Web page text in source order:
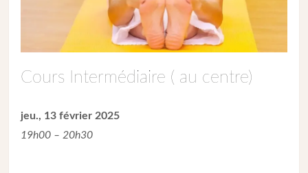
Cours Intermédiaire ( au centre)
jeu., 13 février 2025
19h00 – 20h30